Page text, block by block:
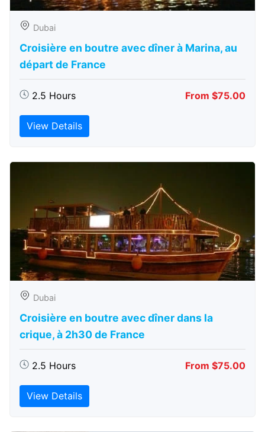
Dubai
Croisière en boutre avec dîner à Marina, au
départ de France
2.5 Hours From $75.00
View Details
Dubai
Croisière en boutre avec dîner dans la
crique, à 2h30 de France
2.5 Hours From $75.00
View Details